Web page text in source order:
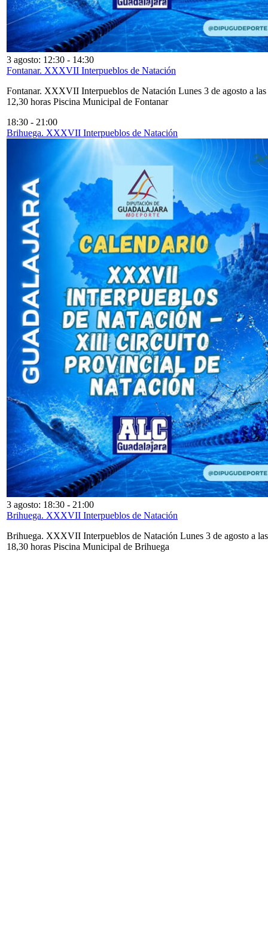
3 agosto: 12:30 - 14:30
Fontanar. XXXVII Interpueblos de Natación
Fontanar. XXXVII Interpueblos de Natación Lunes 3 de agosto a las
12,30 horas Piscina Municipal de Fontanar
18:30 - 21:00
Brihuega. XXXVII Interpueblos de Natación
3 agosto: 18:30 - 21:00
Brihuega. XXXVII Interpueblos de Natación
Brihuega. XXXVII Interpueblos de Natación Lunes 3 de agosto a las
18,30 horas Piscina Municipal de Brihuega